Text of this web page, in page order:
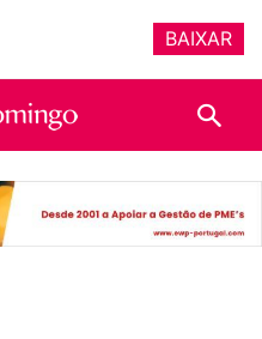
BAIXAR